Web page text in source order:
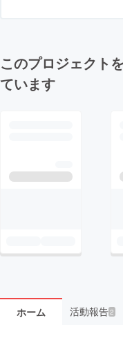
このプロジェクト
ています
ホーム 活動報告2